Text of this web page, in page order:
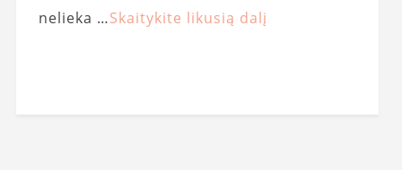
nelieka …Skaitykite likusią dalį